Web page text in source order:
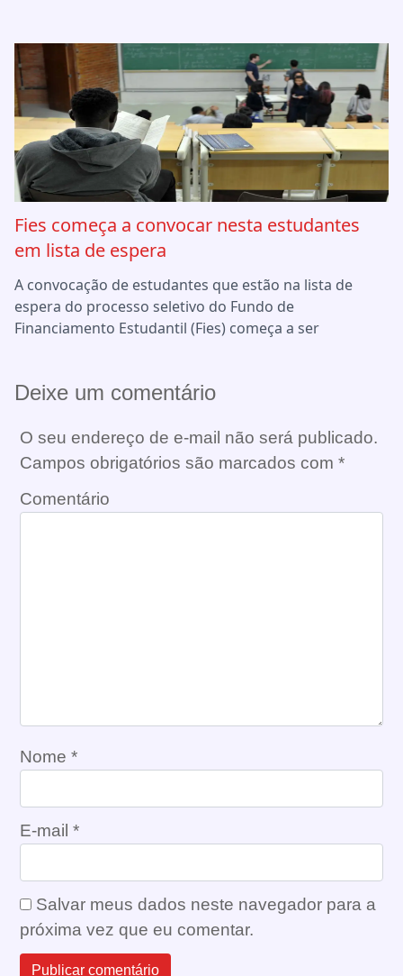
Fies começa a convocar nesta estudantes
em lista de espera
A convocação de estudantes que estão na lista de
espera do processo seletivo do Fundo de
Financiamento Estudantil (Fies) começa a ser
Deixe um comentário
O seu endereço de e-mail não será publicado.
Campos obrigatórios são marcados com *
Comentário
Nome *
E-mail *
Salvar meus dados neste navegador para a
próxima vez que eu comentar.